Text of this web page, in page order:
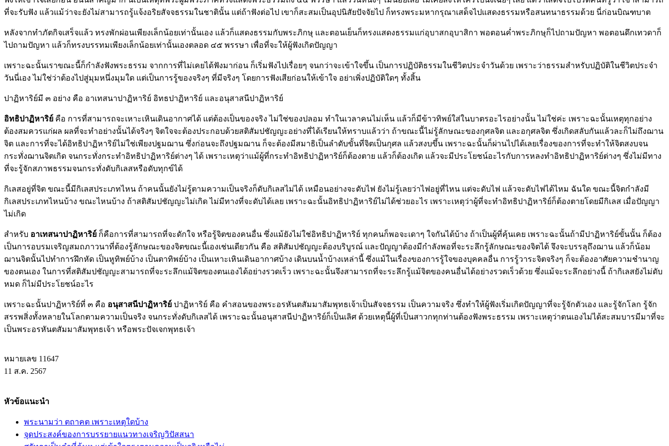
ที่จะรับฟัง แล้วแม้ว่าจะยังไม่สามารถรู้แจ้งอริยสัจจธรรมในชาตินั้น แต่ถ้าฟังต่อไป เขาก็สะสมเป็นอุปนิสัยปัจจัยไป ก็ทรงพระมหากรุณาเสด็จไปแสดงธรรมหรือสนทนาธรรมด้วย นี่ก่อนบิณฑบาต
หลังจากทำภัตกิจเสร็จแล้ว ทรงพักผ่อนเพียงเล็กน้อยเท่านั้นเอง แล้วก็แสดงธรรมกับพระภิกษุ และตอนเย็นก็ทรงแสดงธรรมแก่อุบาสกอุบาสิกา พอตอนค่ำพระภิกษุก็ไปถามปัญหา พอตอนดึกเทวดาก็
ไปถามปัญหา แล้วก็ทรงบรรทมเพียงเล็กน้อยเท่านั้นเองตลอด ๔๕ พรรษา เพื่อที่จะให้ผู้ฟังเกิดปัญญา
เพราะฉะนั้นเราขณะนี้ก็กำลังฟังพระธรรม จากการที่ไม่เคยได้ฟังมาก่อน ก็เริ่มฟังไปเรื่อยๆ จนกว่าจะเข้าใจขึ้น เป็นการปฏิบัติธรรมในชีวิตประจำวันด้วย เพราะว่าธรรมสำหรับปฏิบัติในชีวิตประจำ
วันนี่เอง ไม่ใช่ว่าต้องไปสู่มุมหนึ่งมุมใด แต่เป็นการรู้ของจริงๆ ที่มีจริงๆ โดยการฟังเสียก่อนให้เข้าใจ อย่าเพิ่งปฏิบัติใดๆ ทั้งสิ้น
ปาฏิหาริย์มี ๓ อย่าง คือ อาเทสนาปาฏิหาริย์ อิทธปาฏิหาริย์ และอนุสาสนีปาฏิหาริย์
อิทธิปาฏิหาริย์ คือ การที่สามารถจะเหาะเหินเดินอากาศได้ แต่ต้องเป็นของจริง ไม่ใช่ของปลอม ทำในเวลาคนไม่เห็น แล้วก็มีข้าวทิพย์ใส่ในบาตรอะไรอย่างนั้น ไม่ใช่ค่ะ เพราะฉะนั้นเหตุทุกอย่าง
ต้องสมควรแก่ผล ผลที่จะทำอย่างนั้นได้จริงๆ จิตใจจะต้องประกอบด้วยสติสัมปชัญญะอย่างที่ได้เรียนให้ทราบแล้วว่า ถ้าขณะนี้ไม่รู้ลักษณะของกุศลจิต และอกุศลจิต ซึ่งเกิดสลับกันแล้วละก็ไม่ถึงฌาน
จิต และการที่จะได้อิทธิปาฏิหาริย์ไม่ใช่เพียงปฐมฌาน ซึ่งก่อนจะถึงปฐมฌาน ก็จะต้องมีสมาธิเป็นลำดับขั้นที่จิตเป็นกุศล แล้วสงบขึ้น เพราะฉะนั้นก็ผ่านไปได้เลยเรื่องของการที่จะทำให้จิตสงบจน
กระทั่งฌานจิตเกิด จนกระทั่งกระทำอิทธิปาฏิหาริย์ต่างๆ ได้ เพราะเหตุว่าแม้ผู้ที่กระทำอิทธิปาฏิหาริย์ก็ต้องตาย แล้วก็ต้องเกิด แล้วจะมีประโยชน์อะไรกับการหลงทำอิทธิปาฏิหาริย์ต่างๆ ซึ่งไม่มีทาง
ที่จะรู้จักสภาพธรรมจนกระทั่งดับกิเลสหรือดับทุกข์ได้
กิเลสอยู่ที่จิต ขณะนี้มีกิเลสประเภทไหน ถ้าคนนั้นยังไม่รู้ตามความเป็นจริงก็ดับกิเลสไม่ได้ เหมือนอย่างจะดับไฟ ยังไม่รู้เลยว่าไฟอยู่ที่ไหน แต่จะดับไฟ แล้วจะดับไฟได้ไหม ฉันใด ขณะนี้จิตกำลังมี
กิเลสประเภทไหนบ้าง ขณะไหนบ้าง ถ้าสติสัมปชัญญะไม่เกิด ไม่มีทางที่จะดับได้เลย เพราะฉะนั้นอิทธิปาฏิหาริย์ไม่ได้ช่วยอะไร เพราะเหตุว่าผู้ที่จะทำอิทธิปาฏิหาริย์ก็ต้องตายโดยมีกิเลส เมื่อปัญญา
ไม่เกิด
สำหรับ อาเทสนาปาฏิหาริย์ ก็คือการที่สามารถที่จะดักใจ หรือรู้จิตของคนอื่น ซึ่งแม้ยังไม่ใช่อิทธิปาฏิหาริย์ ทุกคนก็พอจะเดาๆ ใจกันได้บ้าง ถ้าเป็นผู้ที่คุ้นเคย เพราะฉะนั้นถ้ามีปาฏิหาริย์ขั้นนั้น ก็ต้อง
เป็นการอบรมเจริญสมถภาวนาที่ต้องรู้ลักษณะของจิตขณะนี้เองเช่นเดียวกัน คือ สติสัมปชัญญะต้องบริบูรณ์ และปัญญาต้องมีกำลังพอที่จะระลึกรู้ลักษณะของจิตได้ จึงจะบรรลุถึงฌาน แล้วก็น้อม
ฌานจิตนั้นไปทำการฝึกหัด เป็นหูทิพย์บ้าง เป็นตาทิพย์บ้าง เป็นเหาะเหินเดินอากาศบ้าง เดินบนน้ำบ้างเหล่านี้ ซึ่งแม้ในเรื่องของการรู้ใจของบุคคลอื่น การรู้วาระจิตจริงๆ ก็จะต้องอาศัยความชำนาญ
ของตนเอง ในการที่สติสัมปชัญญะสามารถที่จะระลึกแม้จิตของตนเองได้อย่างรวดเร็ว เพราะฉะนั้นจึงสามารถที่จะระลึกรู้แม้จิตของคนอื่นได้อย่างรวดเร็วด้วย ซึ่งแม้จะระลึกอย่างนี้ ถ้ากิเลสยังไม่ดับ
หมด ก็ไม่มีประโยชน์อะไร
เพราะฉะนั้นปาฏิหาริย์ที่ ๓ คือ อนุสาสนีปาฏิหาริย์ ปาฏิหาริย์ คือ คำสอนของพระอรหันตสัมมาสัมพุทธเจ้าเป็นสัจจธรรม เป็นความจริง ซึ่งทำให้ผู้ฟังเริ่มเกิดปัญญาที่จะรู้จักตัวเอง และรู้จักโลก รู้จัก
สรรพสิ่งทั้งหลายในโลกตามความเป็นจริง จนกระทั่งดับกิเลสได้ เพราะฉะนั้นอนุสาสนีปาฏิหาริย์ก็เป็นเลิศ ด้วยเหตุนี้ผู้ที่เป็นสาวกทุกท่านต้องฟังพระธรรม เพราะเหตุว่าตนเองไม่ได้สะสมบารมีมาที่จะ
เป็นพระอรหันตสัมมาสัมพุทธเจ้า หรือพระปัจเจกพุทธเจ้า
หมายเลข 11647
11 ส.ค. 2567
หัวข้อแนะนำ
พระนามว่า ตถาคต เพราะเหตุใดบ้าง
จุดประสงค์ของการบรรยายแนวทางเจริญวิปัสสนา